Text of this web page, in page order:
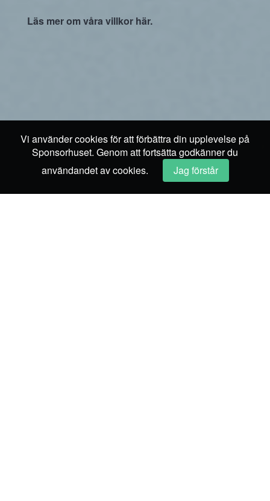
Läs mer om våra villkor här.
Vi använder cookies för att förbättra din upplevelse på
Sponsorhuset. Genom att fortsätta godkänner du
användandet av cookies.
Jag förstår